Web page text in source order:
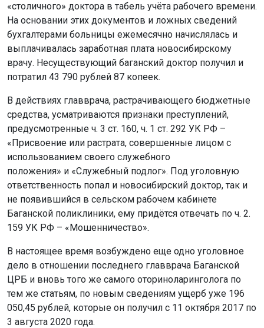
«столичного» доктора в табель учёта рабочего времени.
На основании этих документов и ложных сведений
бухгалтерами больницы ежемесячно начислялась и
выплачивалась заработная плата новосибирскому
врачу. Несуществующий баганский доктор получил и
потратил 43 790 рублей 87 копеек.
В действиях главврача, растрачивающего бюджетные
средства, усматриваются признаки преступлений,
предусмотренные ч. 3 ст. 160, ч. 1 ст. 292 УК РФ –
«Присвоение или растрата, совершенные лицом с
использованием своего служебного
положения» и «Служебный подлог». Под уголовную
ответственность попал и новосибирский доктор, так и
не появившийся в сельском рабочем кабинете
Баганской поликлиники, ему придётся отвечать по ч. 2.
159 УК РФ – «Мошенничество».
В настоящее время возбуждено еще одно уголовное
дело в отношении последнего главврача Баганской
ЦРБ и вновь того же самого оториноларинголога по
тем же статьям, по новым сведениям ущерб уже 196
050,45 рублей, которые он получил с 11 октября 2017 по
3 августа 2020 года.